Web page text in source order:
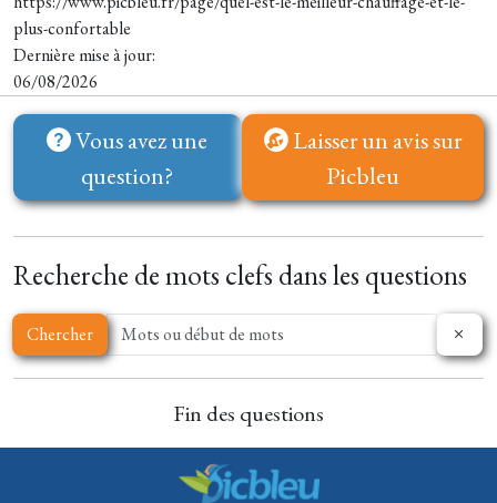
plus-confortable
Dernière mise à jour:
06/08/2026
Vous avez une
question?
Laisser un avis sur
Picbleu
Recherche de mots clefs dans les questions
Chercher
Fin des questions